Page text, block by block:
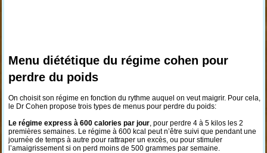
Menu diététique du régime cohen pour
perdre du poids
On choisit son régime en fonction du rythme auquel on veut maigrir. Pour cela,
le Dr Cohen propose trois types de menus pour perdre du poids:
Le régime express à 600 calories par jour, pour perdre 4 à 5 kilos les 2
premières semaines. Le régime à 600 kcal peut n’être suivi que pendant une
journée de temps à autre pour rattraper un excès, ou pour stimuler
l’amaigrissement si on perd moins de 500 grammes par semaine.